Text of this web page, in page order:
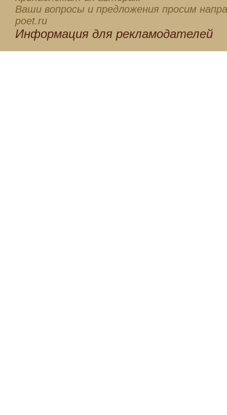
Ваши вопросы и предложения просим
poet.ru
Информация для рекламодателей